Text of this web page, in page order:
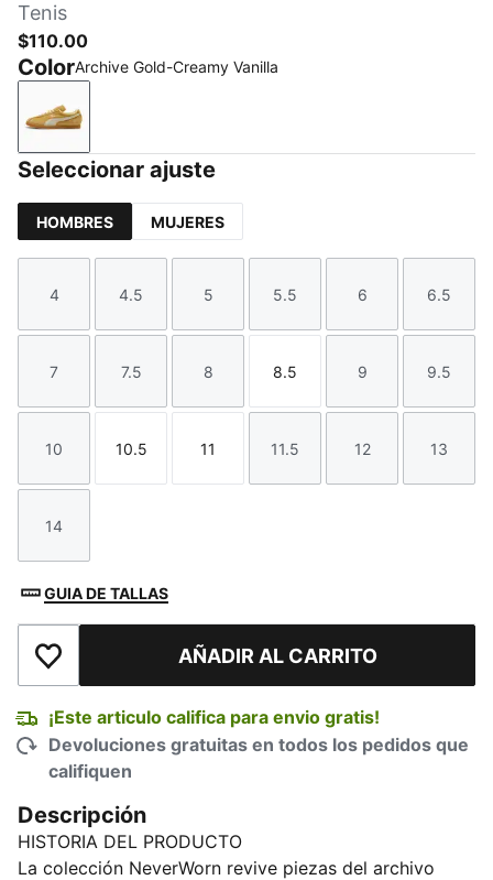
Tenis
$110.00
ColorArchive Gold-Creamy Vanilla
Archive Gold-Creamy Vanilla
Seleccionar ajuste
HOMBRES MUJERES
Talla
4
Talla
4.5
Talla
5
Talla
5.5
Talla
6
Talla
6.5
Talla
7
Talla
7.5
Talla
8
Talla
8.5
Talla
9
Talla
9.5
Talla
10
Talla
10.5
Talla
11
Talla
11.5
Talla
12
Talla
13
Talla
14
GUIA DE TALLAS
Añadir a la lista de deseosAÑADIR AL CARRITO
¡Este articulo califica para envio gratis!
Devoluciones gratuitas en todos los pedidos que
califiquen
Descripción
HISTORIA DEL PRODUCTO
La colección NeverWorn revive piezas del archivo